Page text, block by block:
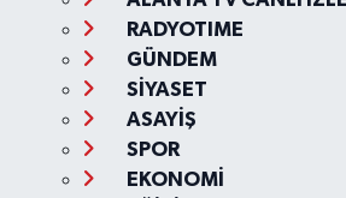
RADYOTIME
GÜNDEM
SİYASET
ASAYİŞ
SPOR
EKONOMİ